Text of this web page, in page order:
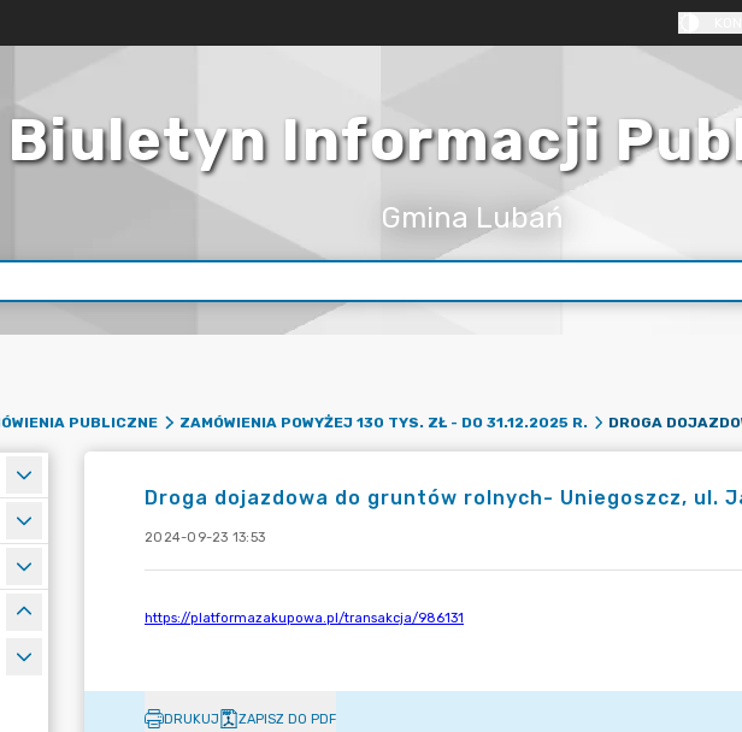
Biuletyn Informacji
Gmina Lubań
PUBLICZNE ZAMÓWIENIA POWYŻEJ 130 TYS. ZŁ - DO 31.12.2025 R.
Droga dojazdowa do gruntów rolnych- Uniegoszcz, ul.
2024-09-23 13:53
DRUKUJ ZAPISZ DO PDF